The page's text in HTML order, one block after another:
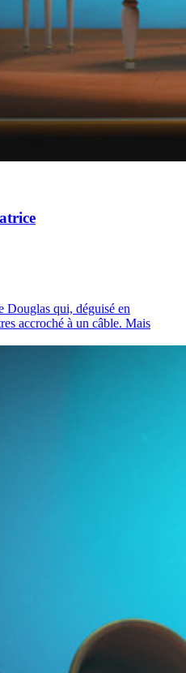
Douglas qui, déguisé en
accroché à un câble. Mais